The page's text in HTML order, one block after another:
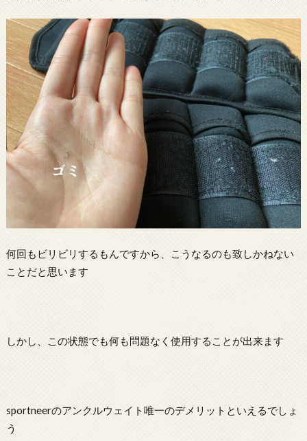
何回もビリビリするもんですから、こうなるのも致しかねない
ことだと思います
しかし、この状態でも何も問題なく使用することが出来ます
sportneerのアンクルウェイト唯一のデメリットといえるでしょ
う